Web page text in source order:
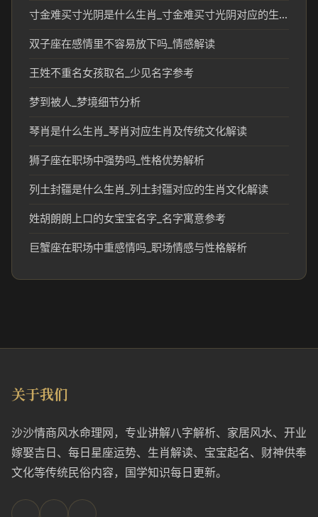
寸金难买寸光阴是什么生肖_寸金难买寸光阴对应的生肖文化解读
双子座在感情里不容易放下吗_情感解读
王姓不重名女孩取名_少见名字参考
梦到被人_梦境细节分析
琴肖是什么生肖_琴肖对应生肖及传统文化解读
狮子座在职场中强势吗_性格优势解析
列土封疆是什么生肖_列土封疆对应的生肖文化解读
姓胡朗朗上口的女宝宝名字_名字寓意参考
巨蟹座在职场中重感情吗_职场情感与性格解析
关于我们
沙沙情商风水命理网，专业讲解八字解析、家居风水、开业
嫁娶吉日、每日星座运势、生肖解读、宝宝起名、财神供奉
文化等传统民俗内容，国学知识每日更新。